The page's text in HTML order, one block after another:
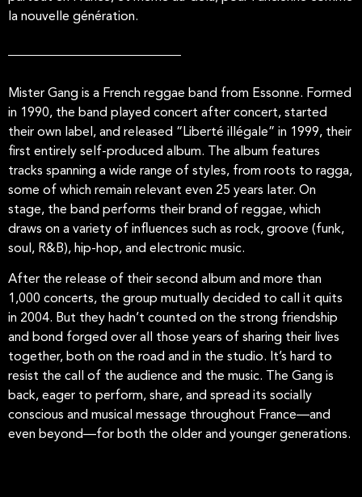
la nouvelle génération.
Mister Gang is a French reggae band from Essonne. Formed
in 1990, the band played concert after concert, started
their own label, and released “Liberté illégale” in 1999, their
first entirely self-produced album. The album features
tracks spanning a wide range of styles, from roots to ragga,
some of which remain relevant even 25 years later. On
stage, the band performs their brand of reggae, which
draws on a variety of influences such as rock, groove (funk,
soul, R&B), hip-hop, and electronic music.
After the release of their second album and more than
1,000 concerts, the group mutually decided to call it quits
in 2004. But they hadn’t counted on the strong friendship
and bond forged over all those years of sharing their lives
together, both on the road and in the studio. It’s hard to
resist the call of the audience and the music. The Gang is
back, eager to perform, share, and spread its socially
conscious and musical message throughout France—and
even beyond—for both the older and younger generations.